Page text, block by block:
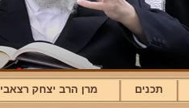
תכנים מרן הרב יצחק רצאבי